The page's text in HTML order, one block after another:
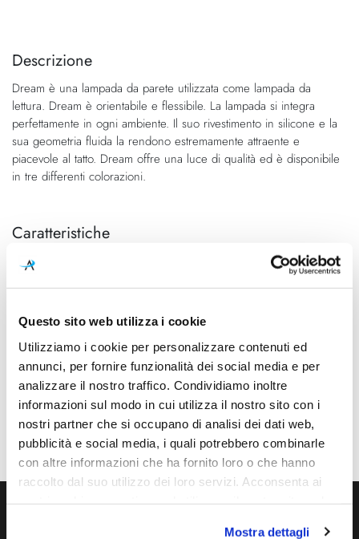
Questo sito web utilizza i cookie
Utilizziamo i cookie per personalizzare contenuti ed
annunci, per fornire funzionalità dei social media e per
analizzare il nostro traffico. Condividiamo inoltre
informazioni sul modo in cui utilizza il nostro sito con i
nostri partner che si occupano di analisi dei dati web,
pubblicità e social media, i quali potrebbero combinarle
con altre informazioni che ha fornito loro o che hanno
raccolto dal suo utilizzo dei loro servizi. Acconsenta ai
Mostra dettagli
fine
galleria
di
immagini
della
di
immagini
Descrizione
Dream è una lampada da parete utilizzata come lampada da
lettura. Dream è orientabile e flessibile. La lampada si integra
perfettamente in ogni ambiente. Il suo rivestimento in silicone e la
sua geometria fluida la rendono estremamente attraente e
piacevole al tatto. Dream offre una luce di qualità ed è disponibile
in tre differenti colorazioni.
Caratteristiche
Cod.Art.
305mm - H 90mm
Led integrato
Potenza e attacco
2,1W - 3000K - 215Lm
Dimmerazione
On/Off
Classe energetica
A++, A+, A
Mpn
A2790001R
Ti servono maggiori informazioni?